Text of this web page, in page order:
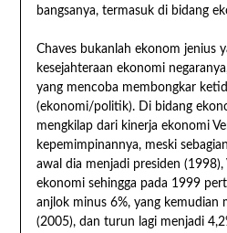
bangsanya, termasuk di bidang
Chaves bukanlah ekonom jenius
kesejahteraan ekonomi
yang mencoba membongkar
(ekonomi/politik). Di bidang
mengkilap dari kinerja ekonomi
kepemimpinannya, meski
awal dia menjadi presiden (1998),
ekonomi sehingga pada 1999
anjlok minus 6%, yang kemudian
(2005), dan turun lagi menjadi